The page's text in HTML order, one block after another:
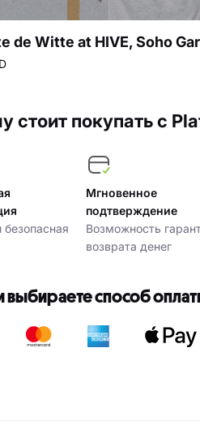
стоит покупать с
Мгновенное
подтверждение
Возможность
возврата денег
выбираете способ